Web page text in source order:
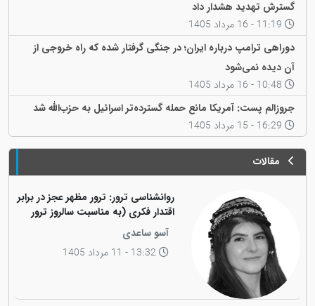
گسترش تهدید هشدار داد
دوراهی ترامپ درباره ایران؛ در جنگی گرفتار شده که راه خروجی از
آن دیده نمی‌شود
جروزالم پست: آمریکا مانع حمله گسترده‌تر اسرائیل به حزب‌الله شد
مقالات
روانشناسی ترور: ترور مظهر عجز در برابر
اقتدار فکری (به مناسبت سالروز ترور
فیزیکی رهبر کاریزماتیک ملت کورد،
دکتر عبدالرحمان قاسملو)
آسو ساعدی
13:32 - 11 مرداد 1405